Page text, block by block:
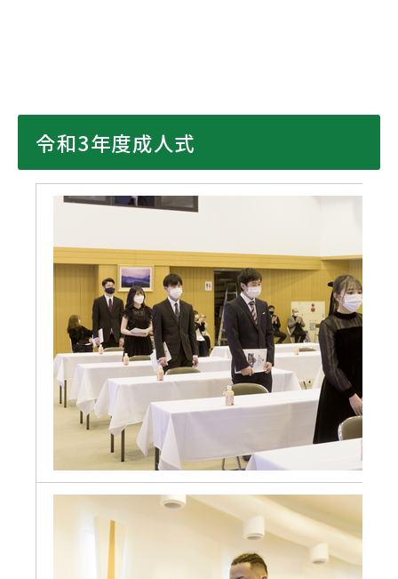
令和3年度成人式